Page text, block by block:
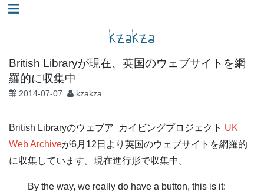
コ☰
kzakza
British Libraryが現在、英国のウェブサイトを網
羅的に収集中
2014-07-07 kzakza
British Libraryのウェブアｰカイビングプロジェクト UK
Web Archiveが6月12日より英国のウェブサイトを網羅的
に収集しています。現在進行形で収集中。
By the way, we really do have a button, this is it: